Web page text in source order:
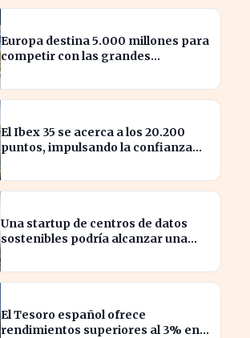
Europa destina 5.000 millones para
competir con las grandes
El Ibex 35 se acerca a los 20.200
puntos, impulsando la confianza
Una startup de centros de datos
sostenibles podría alcanzar una
El Tesoro español ofrece
rendimientos superiores al 3% en